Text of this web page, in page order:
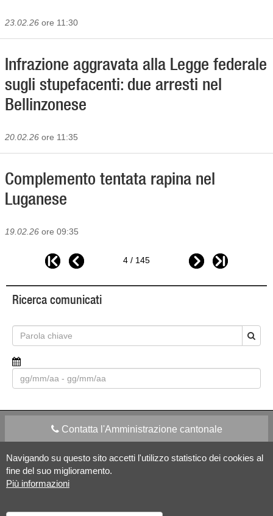
Navigando su questo sito accetti l'utilizzo statistico dei cookies al
fine del suo miglioramento.
Più informazioni
23.02.26 ore 11:30
Infrazione aggravata alla Legge federale
sugli stupefacenti: due arresti nel
Bellinzonese
20.02.26 ore 11:35
Complemento tentata rapina nel
Luganese
19.02.26 ore 09:35
4 / 145
Ricerca comunicati
Contatta l'Amministrazione cantonale
Apps Mobile Social media